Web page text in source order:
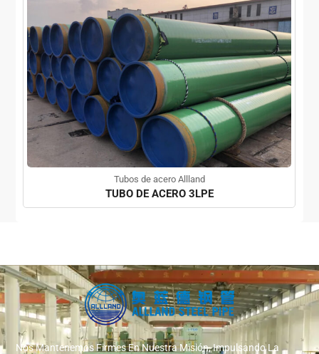
Tubos de acero Allland
TUBO DE ACERO 3LPE
Nos Mantenemos Firmes En Nuestra Misión, Impulsando La